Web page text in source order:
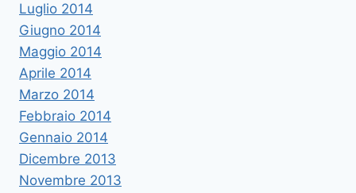
Luglio 2014
Giugno 2014
Maggio 2014
Aprile 2014
Marzo 2014
Febbraio 2014
Gennaio 2014
Dicembre 2013
Novembre 2013